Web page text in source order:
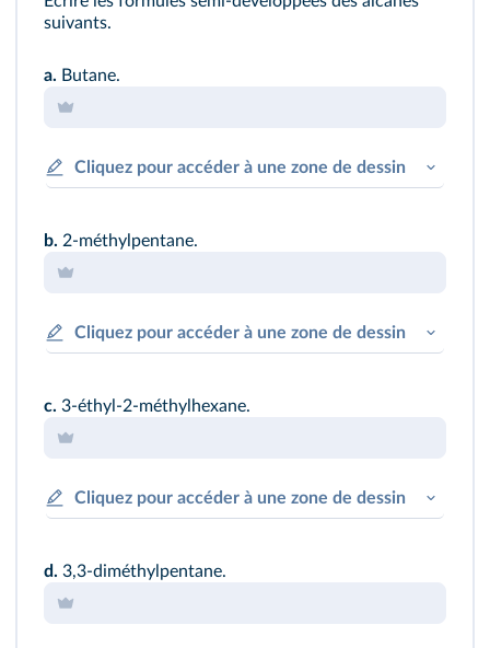
suivants.
a. Butane.
Cliquez pour accéder à une zone de dessin
b. 2-méthylpentane.
Cliquez pour accéder à une zone de dessin
c. 3-éthyl-2-méthylhexane.
Cliquez pour accéder à une zone de dessin
d. 3,3-diméthylpentane.